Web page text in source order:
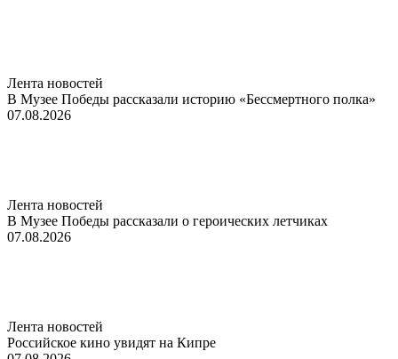
Лента новостей
В Музее Победы рассказали историю «Бессмертного полка»
07.08.2026
Лента новостей
В Музее Победы рассказали о героических летчиках
07.08.2026
Лента новостей
Российское кино увидят на Кипре